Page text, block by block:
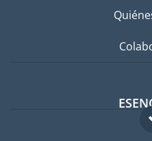
Foro para